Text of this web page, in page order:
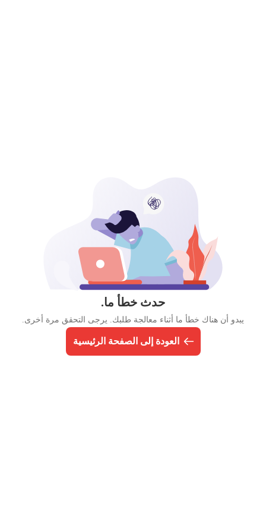
حدث خطأ ما.
يبدو أن هناك خطأ ما أثناء معالجة طلبك. يرجى التحقق مرة أخرى.
العودة إلى الصفحة الرئيسية